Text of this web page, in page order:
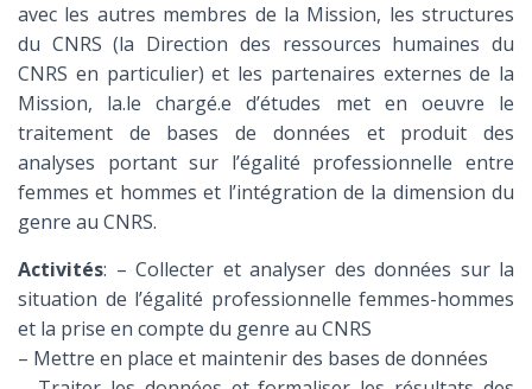
avec les autres membres de la Mission, les structures
du CNRS (la Direction des ressources humaines du
CNRS en particulier) et les partenaires externes de la
Mission, la.le chargé.e d’études met en oeuvre le
traitement de bases de données et produit des
analyses portant sur l’égalité professionnelle entre
femmes et hommes et l’intégration de la dimension du
genre au CNRS.
Activités: – Collecter et analyser des données sur la
situation de l’égalité professionnelle femmes-hommes
et la prise en compte du genre au CNRS
– Mettre en place et maintenir des bases de données